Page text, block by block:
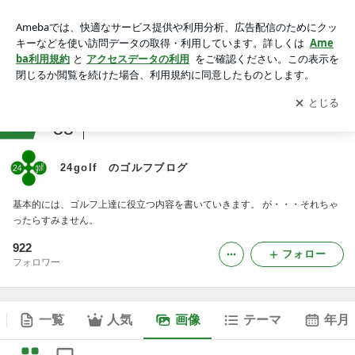
アプリをダウンロードして ブログの更新通知
を受け取りまし
ょう。
開く
33
24golf のゴルフブログ
基本的には、ゴルフ上達に役立つ内容を書いていきます。 が・・・それちゃ
ったらすみません。
922
フォロワー
フォロー
一覧 人気 画像 テーマ 年月